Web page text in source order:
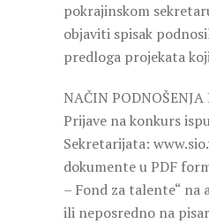
pokrajinskom
objaviti spisak
predloga projekata
NAČIN PODNOŠENJA
Prijave na konkurs
Sekretarijata:
dokumente u PDF
– Fond za talente“ na
ili neposredno na